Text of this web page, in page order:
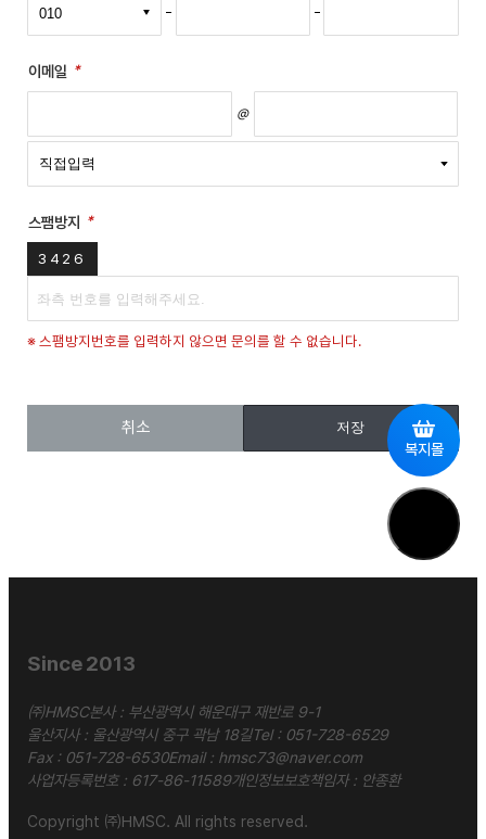
이메일
@
스팸방지
3426
※ 스팸방지번호를 입력하지 않으면 문의를 할 수 없습니다.
취소
복지몰
Since 2013
㈜HMSC본사 : 부산광역시 해운대구 재반로 9-1
울산지사 : 울산광역시 중구 곽남 18길Tel : 051-728-6529
Fax : 051-728-6530Email : hmsc73@naver.com
사업자등록번호 : 617-86-11589개인정보보호책임자 : 안종환
Copyright ㈜HMSC. All rights reserved.